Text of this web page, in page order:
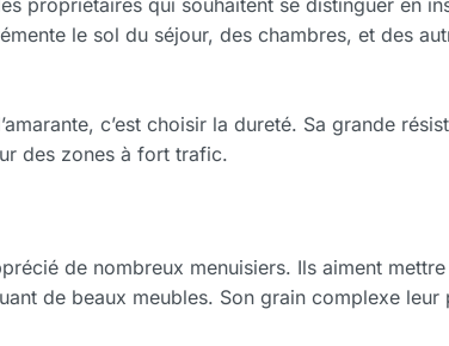
le sol du séjour, des chambres, et des
c’est choisir la dureté. Sa grande
des zones à fort trafic.
de nombreux menuisiers. Ils aiment
de beaux meubles. Son grain complexe leur